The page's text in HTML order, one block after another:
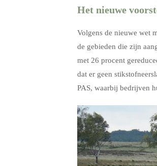
Het nieuwe
Volgens de nieuwe wet
de gebieden die zijn
met 26 procent
dat er geen
PAS, waarbij bedrijven